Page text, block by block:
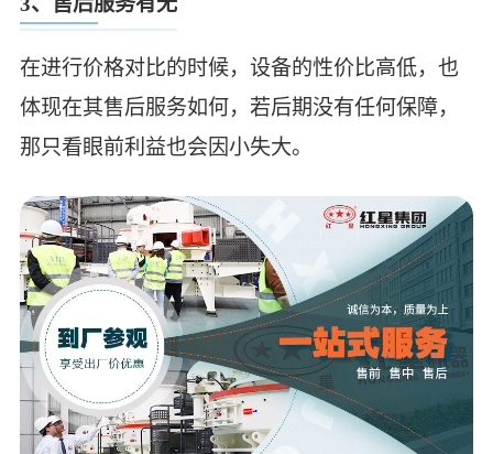
在进行价格对比的时候，设备的性价比高低，也
体现在其售后服务如何，若后期没有任何保障，
那只看眼前利益也会因小失大。